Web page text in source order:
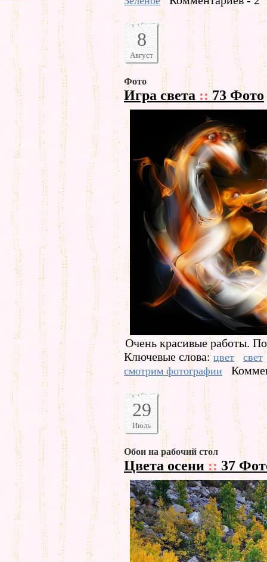
8
Август
Фото
Игра света ::73 Фото
Очень красивые работы.
Ключевые слова: цвет
свет
смотрим фотографии
29
Июль
Обои на рабочий стол
Цвета осени:: 37